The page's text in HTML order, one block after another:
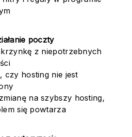
poczty
z niepotrzebnych
czy hosting nie jest
na szybszy hosting,
się powtarza